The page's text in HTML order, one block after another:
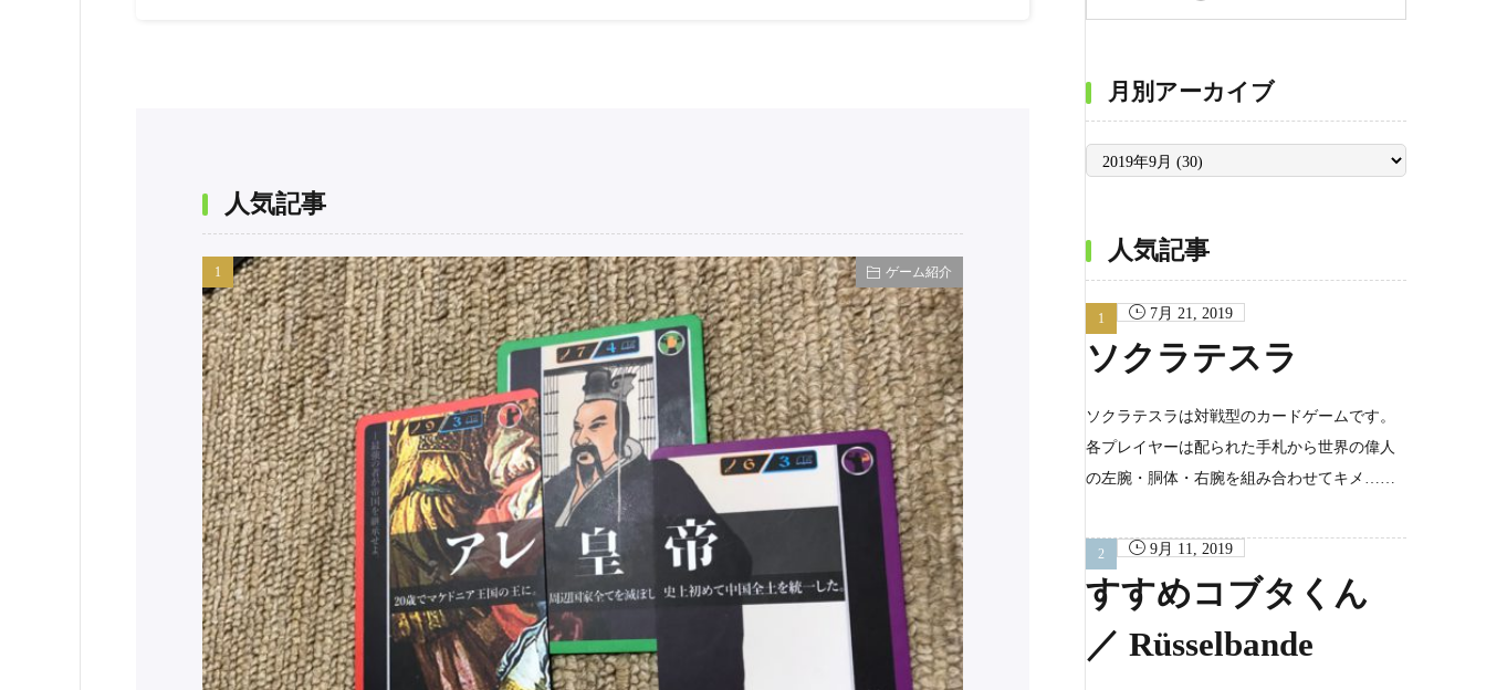
人気記事
ゲーム紹介
月別アーカイブ
月
ア
ブ
人気記事
7月 21, 2019
ソクラテスラ
ソクラテスラは対戦型のカードゲームです。
各プレイヤーは配られた手札から世界の偉人
の左腕・胴体・右腕を組み合わせてキメ……
9月 11, 2019
すすめコブタくん
／ Rüsselbande